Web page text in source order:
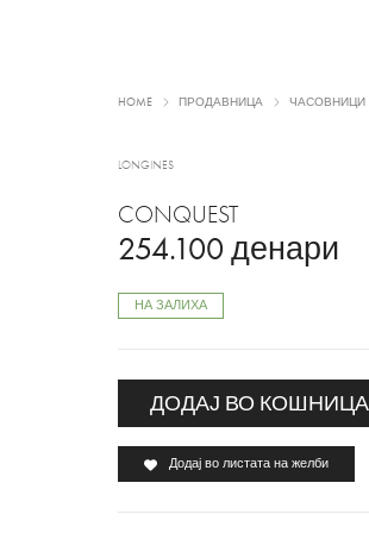
HOME ПРОДАВНИЦА ЧАСОВНИЦИ
LONGINES
CONQUEST
254.100денари
НА ЗАЛИХА
ДОДАЈ ВО КОШНИЦА
Додај во листата на желби